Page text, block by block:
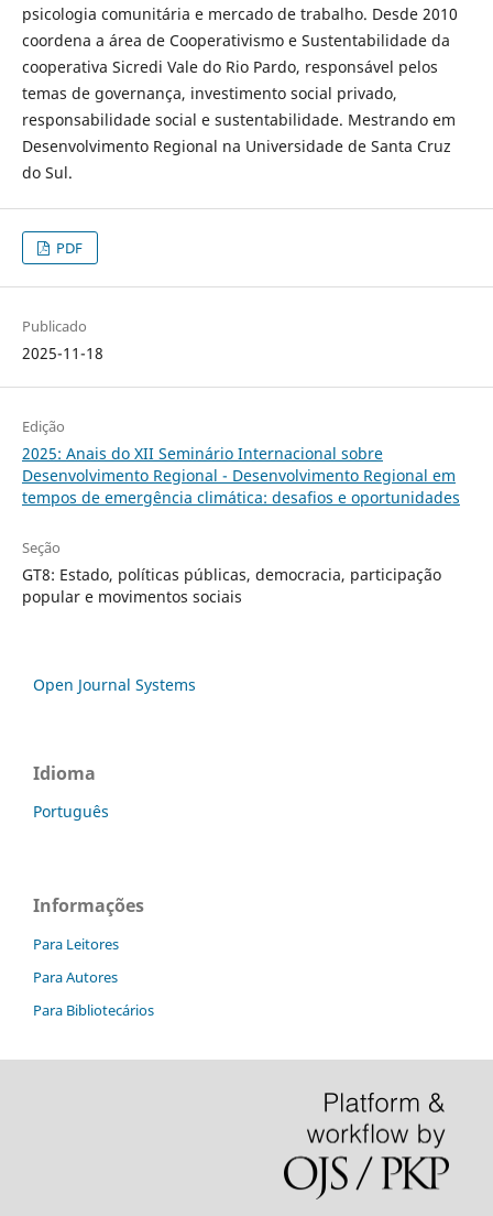
psicologia comunitária e mercado de trabalho. Desde 2010
coordena a área de Cooperativismo e Sustentabilidade da
cooperativa Sicredi Vale do Rio Pardo, responsável pelos
temas de governança, investimento social privado,
responsabilidade social e sustentabilidade. Mestrando em
Desenvolvimento Regional na Universidade de Santa Cruz
do Sul.
PDF
Publicado
2025-11-18
Edição
2025: Anais do XII Seminário Internacional sobre
Desenvolvimento Regional - Desenvolvimento Regional em
tempos de emergência climática: desafios e oportunidades
Seção
GT8: Estado, políticas públicas, democracia, participação
popular e movimentos sociais
Open Journal Systems
Idioma
Português
Informações
Para Leitores
Para Autores
Para Bibliotecários